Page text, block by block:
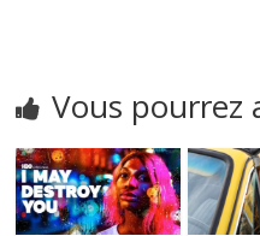
Vous pourrez